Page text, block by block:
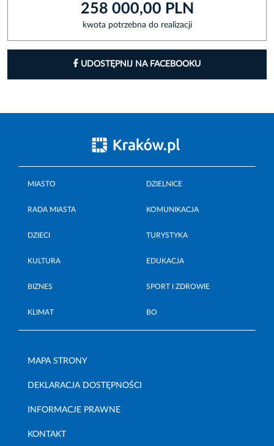
258 000,00 PLN
kwota potrzebna do realizacji
UDOSTĘPNIJ NA FACEBOOKU
MIASTO DZIELNICE
RADA MIASTA KOMUNIKACJA
DZIECI TURYSTYKA
KULTURA EDUKACJA
BIZNES SPORT I ZDROWIE
KLIMAT BO
MAPA STRONY
DEKLARACJA DOSTĘPNOŚCI
INFORMACJE PRAWNE
KONTAKT